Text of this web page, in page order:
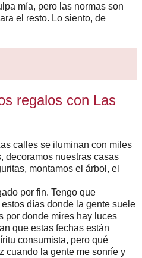
mía, pero las normas son
el resto. Lo siento, de
regalos con Las
calles se iluminan con miles
decoramos nuestras casas
montamos el árbol, el
por fin. Tengo que
días donde la gente suele
por donde mires hay luces
que estas fechas están
consumista, pero qué
cuando la gente me sonríe y